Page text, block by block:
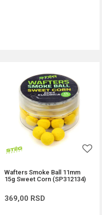
Wafters Smoke Ball 11mm
15g Sweet Corn (SP312134)
369,00 RSD